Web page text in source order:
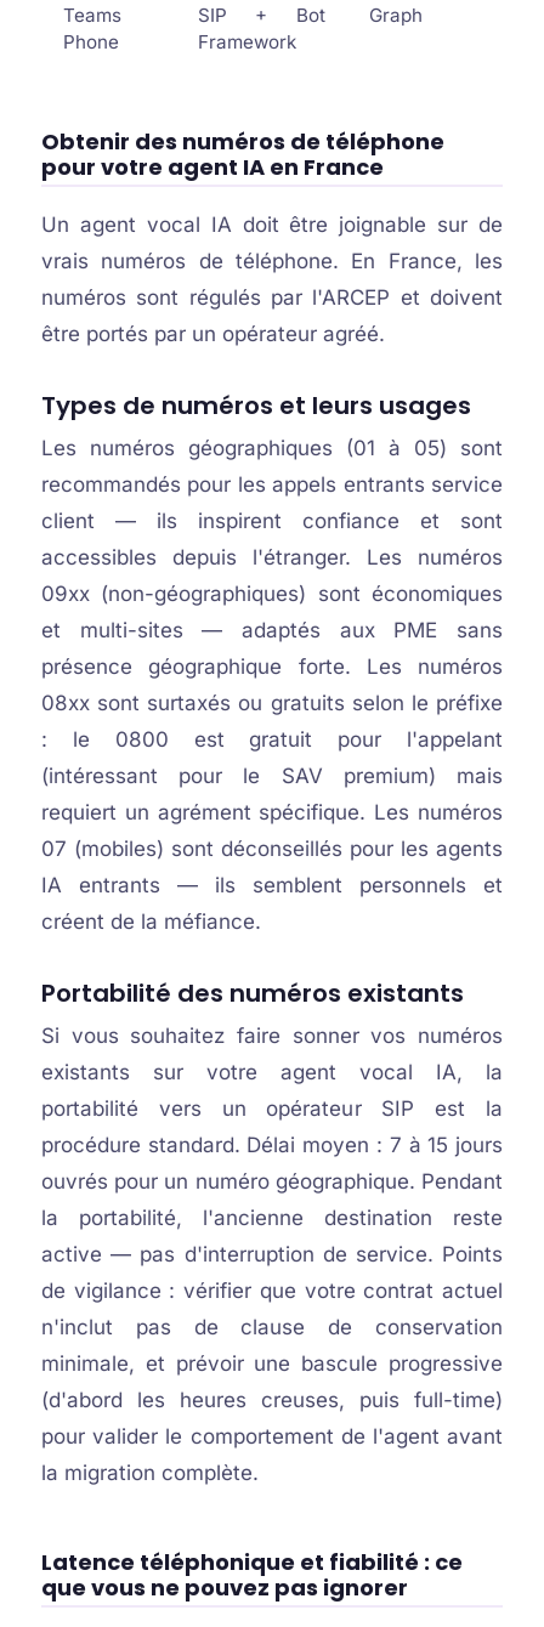
Teams
Phone
SIP + Bot
Framework
Graph
Obtenir des numéros de téléphone
pour votre agent IA en France
Un agent vocal IA doit être joignable sur de
vrais numéros de téléphone. En France, les
numéros sont régulés par l'ARCEP et doivent
être portés par un opérateur agréé.
Types de numéros et leurs usages
Les numéros géographiques (01 à 05) sont
recommandés pour les appels entrants service
client — ils inspirent confiance et sont
accessibles depuis l'étranger. Les numéros
09xx (non-géographiques) sont économiques
et multi-sites — adaptés aux PME sans
présence géographique forte. Les numéros
08xx sont surtaxés ou gratuits selon le préfixe
: le 0800 est gratuit pour l'appelant
(intéressant pour le SAV premium) mais
requiert un agrément spécifique. Les numéros
07 (mobiles) sont déconseillés pour les agents
IA entrants — ils semblent personnels et
créent de la méfiance.
Portabilité des numéros existants
Si vous souhaitez faire sonner vos numéros
existants sur votre agent vocal IA, la
portabilité vers un opérateur SIP est la
procédure standard. Délai moyen : 7 à 15 jours
ouvrés pour un numéro géographique. Pendant
la portabilité, l'ancienne destination reste
active — pas d'interruption de service. Points
de vigilance : vérifier que votre contrat actuel
n'inclut pas de clause de conservation
minimale, et prévoir une bascule progressive
(d'abord les heures creuses, puis full-time)
pour valider le comportement de l'agent avant
la migration complète.
Latence téléphonique et fiabilité : ce
que vous ne pouvez pas ignorer